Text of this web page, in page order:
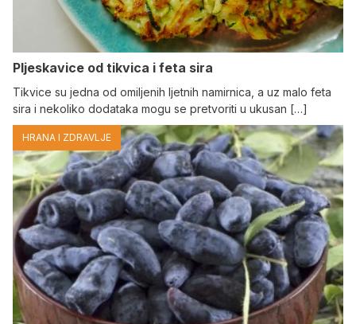
Pljeskavice od tikvica i feta sira
Tikvice su jedna od omiljenih ljetnih namirnica, a uz malo feta
sira i nekoliko dodataka mogu se pretvoriti u ukusan […]
HRANA I ZDRAVLJE